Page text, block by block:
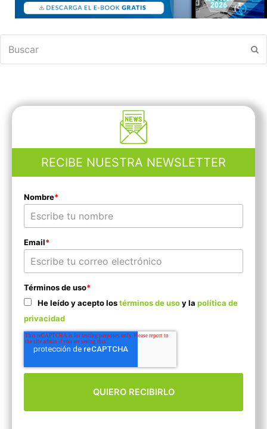
RECIBE NUESTRA NEWSLETTER
Nombre*
Email*
Términos de uso*
He leído y acepto lostérminos de usoy la política de
privacidad